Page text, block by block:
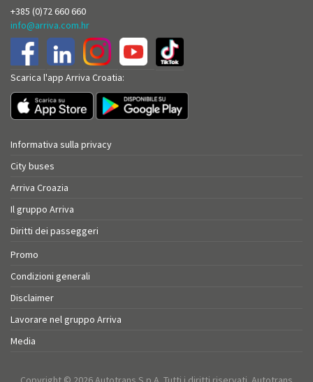
+385 (0)72 660 660
info@arriva.com.hr
Scarica l'app Arriva Croatia:
Informativa sulla privacy
City buses
Arriva Croazia
Il gruppo Arriva
Diritti dei passeggeri
Promo
Condizioni generali
Disclaimer
Lavorare nel gruppo Arriva
Media